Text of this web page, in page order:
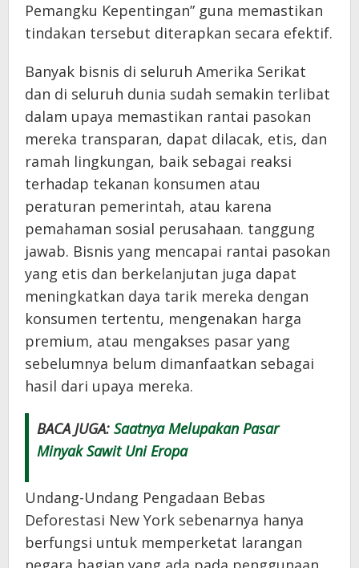
Pemangku Kepentingan” guna memastikan
tindakan tersebut diterapkan secara efektif.
Banyak bisnis di seluruh Amerika Serikat
dan di seluruh dunia sudah semakin terlibat
dalam upaya memastikan rantai pasokan
mereka transparan, dapat dilacak, etis, dan
ramah lingkungan, baik sebagai reaksi
terhadap tekanan konsumen atau
peraturan pemerintah, atau karena
pemahaman sosial perusahaan. tanggung
jawab. Bisnis yang mencapai rantai pasokan
yang etis dan berkelanjutan juga dapat
meningkatkan daya tarik mereka dengan
konsumen tertentu, mengenakan harga
premium, atau mengakses pasar yang
sebelumnya belum dimanfaatkan sebagai
hasil dari upaya mereka.
BACA JUGA: Saatnya Melupakan Pasar
Minyak Sawit Uni Eropa
Undang-Undang Pengadaan Bebas
Deforestasi New York sebenarnya hanya
berfungsi untuk memperketat larangan